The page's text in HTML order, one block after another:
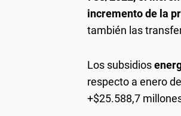
incremento de la
también las
Los subsidios
respecto a enero
+$25.588,7